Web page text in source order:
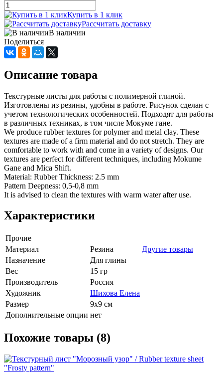
Купить в 1 клик
Рассчитать доставку
В наличии
Поделиться
Описание товара
Текстурные листы для работы с полимерной глиной.
Изготовлены из резины, удобны в работе. Рисунок сделан с
учетом технологических особенностей. Подходят для работы
в различных техниках, в том числе Мокуме гане.
We produce rubber textures for polymer and metal clay. These
textures are made of a firm material and do not stretch. They are
comfortable to work with and come in a variety of designs. Our
textures are perfect for different techniques, including Mokume
Gane and Mica Shift.
Material: Rubber Thickness: 2.5 mm
Pattern Deepness: 0,5-0,8 mm
It is advised to clean the textures with warm water after use.
Характеристики
Прочие
Материал
Резина
Другие товары
Назначение
Для глины
Вес
15 гр
Производитель
Россия
Художник
Шихова Елена
Размер
9х9 см
Дополнительные опции нет
Похожие товары (8)